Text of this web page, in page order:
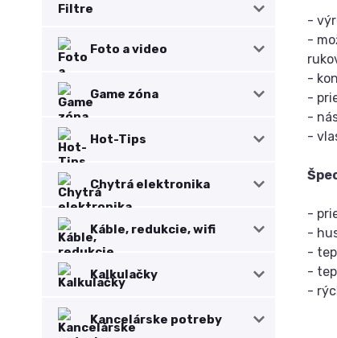
Filtre
Foto a video
Game zóna
Hot-Tips
Chytrá elektronika
Káble, redukcie, wifi
Kalkulačky
Kancelárske potreby
-
-
-
-
-
-
-
-
-
-
-